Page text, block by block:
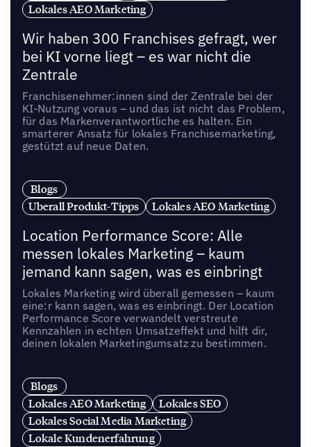
Lokales AEO Marketing
Wir haben 300 Franchises gefragt, wer
bei KI vorne liegt – es war nicht die
Zentrale
Franchisenehmer:innen sind der Zentrale bei der
KI-Nutzung voraus – und das ist nicht das Problem,
für das Markenverantwortliche es halten. Ein
smarterer Ansatz für lokales Franchisemarketing,
gestützt auf neue Daten.
Blogs
Uberall Produkt-Tipps
Lokales AEO Marketing
Location Performance Score: Alle
messen lokales Marketing – kaum
jemand kann sagen, was es einbringt
Lokales Marketing wird überall gemessen – kaum
eine:r kann sagen, was es einbringt. Der Location
Performance Score verwandelt verstreute
Kennzahlen in echten Umsatzeffekt und hilft dir,
deinen lokalen Marketingumsatz zu bestimmen.
Blogs
Lokales AEO Marketing
Lokales SEO
Lokales Social Media Marketing
Lokale Kundenerfahrung